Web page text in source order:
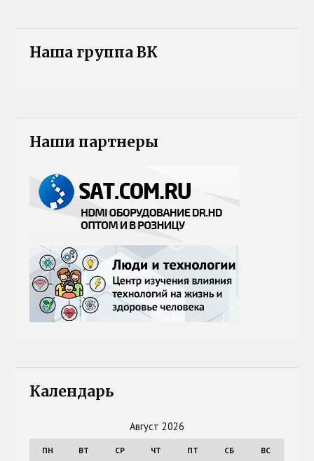
Наша группа ВК
Наши партнеры
Календарь
Август 2026
ПН ВТ СР ЧТ ПТ СБ ВС